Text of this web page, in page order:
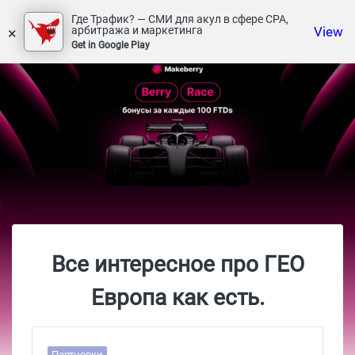
×
Где Трафик? — СМИ для акул в сфере СРА,
арбитража и маркетинга
Get in Google Play
View
Все интересное про ГЕО
Европа как есть.